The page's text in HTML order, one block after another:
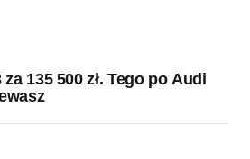
135 500 zł. Tego po Audi